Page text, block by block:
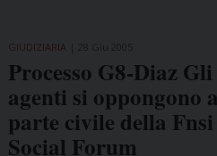
GIUDIZIARIA
Processo G8-Diaz
agenti si oppongono
parte civile della Fnsi
Social Forum